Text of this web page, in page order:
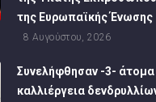
της Ευρωπαϊκής Ένωσης
8 Αυγούστου, 2026
Συνελήφθησαν -3- άτομα
καλλιέργεια